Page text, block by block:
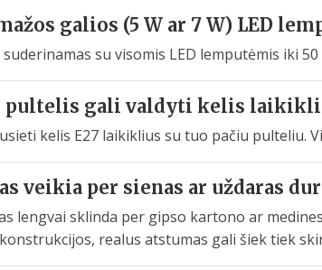
galios (5 W ar 7 W) LED
su visomis LED lemputėmis iki
pultelis gali valdyti kelis
kelis E27 laikiklius su tuo pačiu pulteliu.
veikia per sienas ar uždaras
lengvai sklinda per gipso kartono ar
realus atstumas gali šiek tiek